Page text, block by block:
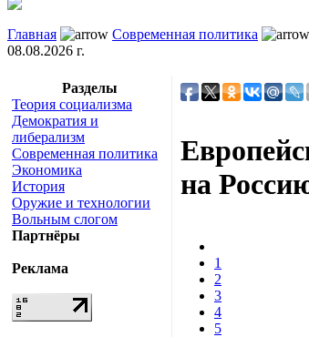
Главная Современная политика
08.08.2026 г.
Разделы
Теория социализма
Демократия и
либерализм
Современная политика
Экономика
История
Оружие и технологии
Вольным слогом
Партнёры
Реклама
на
1
2
3
4
5